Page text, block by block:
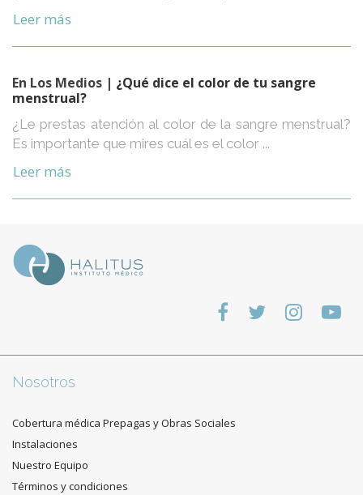
Leer más
En Los Medios | ¿Qué dice el color de tu sangre
menstrual?
¿Le prestas atención al color de la sangre menstrual?
Es importante que mires cuál es el color ...
Leer más
Nosotros
Cobertura médica Prepagas y Obras Sociales
Instalaciones
Nuestro Equipo
Términos y condiciones